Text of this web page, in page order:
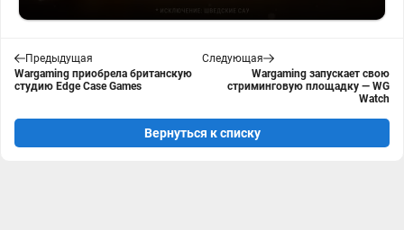
Предыдущая
Wargaming приобрела британскую
студию Edge Case Games
Следующая
Wargaming запускает свою
стриминговую площадку — WG
Watch
Вернуться к списку